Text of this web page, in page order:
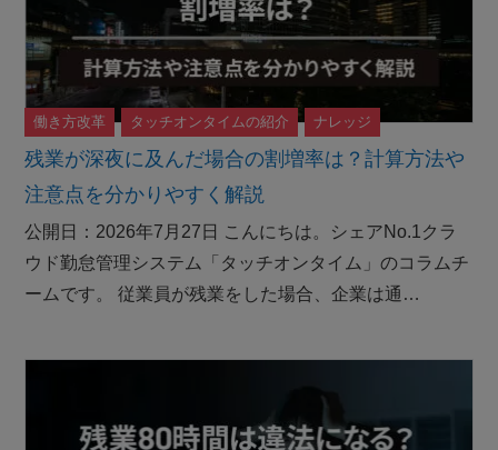
残業が深夜に及んだ場合の割増率は？計算方法や
注意点を分かりやすく解説
働き方改革 タッチオンタイムの紹介 ナレッジ
公開日：2026年7月27日 こんにちは。シェアNo.1クラ
ウド勤怠管理システム「タッチオンタイム」のコラムチ
ームです。 従業員が残業をした場合、企業は通…